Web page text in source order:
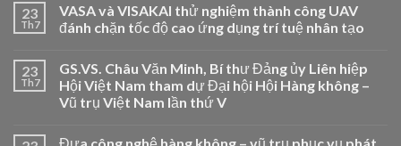
23
Th7
VASA và VISAKAI thử nghiệm thành công UAV
đánh chặn tốc độ cao ứng dụng trí tuệ nhân tạo
23
Th7
GS.VS. Châu Văn Minh, Bí thư Đảng ủy Liên hiệp
Hội Việt Nam tham dự Đại hội Hội Hàng không –
Vũ trụ Việt Nam lần thứ V